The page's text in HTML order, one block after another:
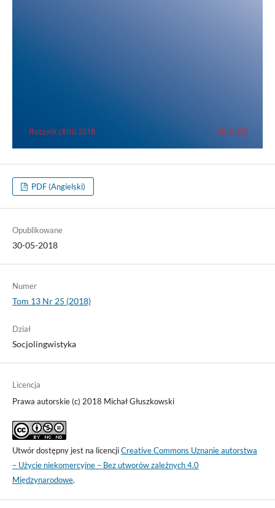
PDF (Angielski)
Opublikowane
30-05-2018
Numer
Tom 13 Nr 25 (2018)
Dział
Socjolingwistyka
Licencja
Prawa autorskie (c) 2018 Michał Głuszkowski
Utwór dostępny jest na licencjiCreative Commons Uznanie autorstwa
– Użycie niekomercyjne – Bez utworów zależnych 4.0
Międzynarodowe.